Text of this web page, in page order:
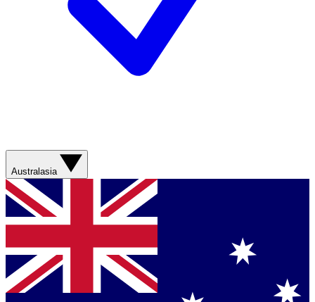
Australasia